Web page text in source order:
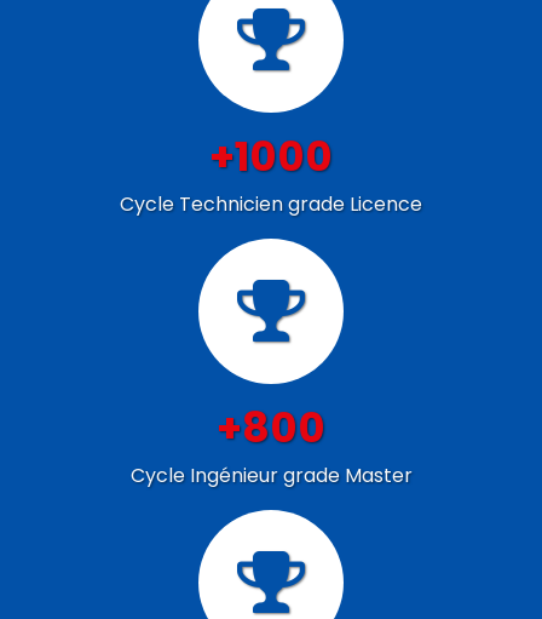
+1000
Cycle Technicien grade Licence
+800
Cycle Ingénieur grade Master